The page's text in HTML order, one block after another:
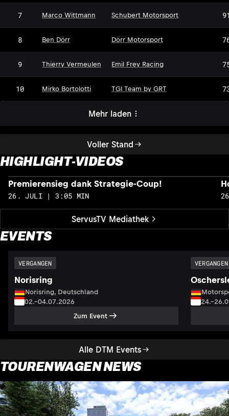
Voller Stand
7 Marco Wittmann Schubert Motorsport
8 Ben Dörr DM
Dörr Motorsport
9 Thierry Vermeulen Emil Frey Racing
10 Mirko Bortolotti TGI Team by GRT
Mehr laden
HIGHLIGHT-VIDEOS
ServusTV Mediathek
Premierensieg dank Strategie-Coup!
26. JULI | 3:05 MIN
EVENTS
Alle DTM Events
VERGANGEN
Norisring
Norisring, Deutschland
02.–04.07.2026
Zum Event
VERGANGEN
TOURENWAGEN NEWS